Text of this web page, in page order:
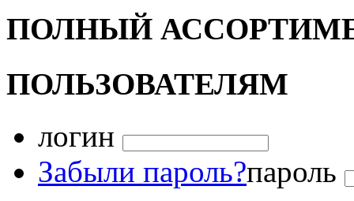
ПОЛНЫЙ
ПОЛЬЗОВАТЕЛЯМ
логин
Забыли пароль?пароль